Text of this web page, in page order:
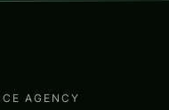
AGENCY